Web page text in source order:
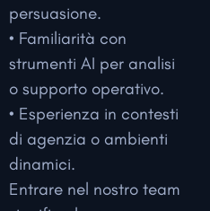
persuasione.
• Familiarità con
strumenti AI per analisi
o supporto operativo.
• Esperienza in contesti
di agenzia o ambienti
dinamici.
Entrare nel nostro team